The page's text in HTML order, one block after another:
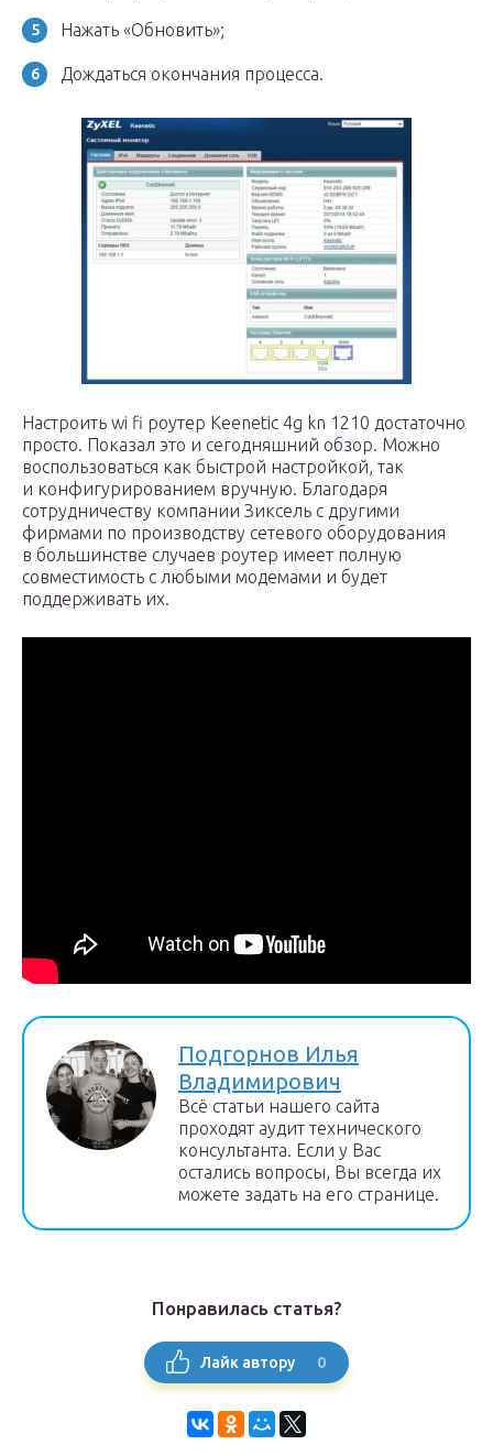
Нажать «Обновить»;
Дождаться окончания процесса.
Настроить wi fi роутер Keenetic 4g kn 1210 достаточно
просто. Показал это и сегодняшний обзор. Можно
воспользоваться как быстрой настройкой, так
и конфигурированием вручную. Благодаря
сотрудничеству компании Зиксель с другими
фирмами по производству сетевого оборудования
в большинстве случаев роутер имеет полную
совместимость с любыми модемами и будет
поддерживать их.
Подгорнов Илья
Владимирович
Всё статьи нашего сайта
проходят аудит технического
консультанта. Если у Вас
остались вопросы, Вы всегда их
можете задать на его странице.
Понравилась статья?
Лайк автору 0